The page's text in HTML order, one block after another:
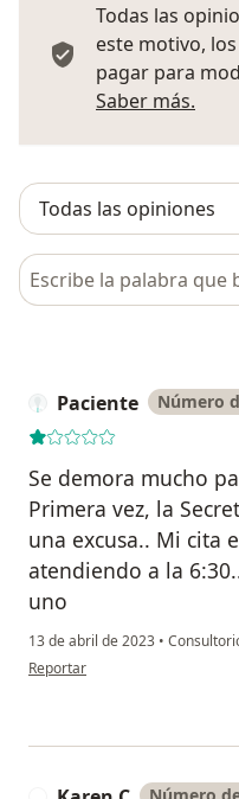
Todas las
este motivo,
pagar para
Saber más.
Busca en opiniones
Paciente Número
Se demora mucho
Primera vez, la
una excusa.. Mi cita
atendiendo a la
uno
13 de abril de 2023 •
en opinión del usuario Paciente
Reportar